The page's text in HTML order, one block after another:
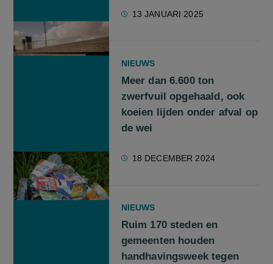
13 JANUARI 2025
NIEUWS
Meer dan 6.600 ton
zwerfvuil opgehaald, ook
koeien lijden onder afval op
de wei
18 DECEMBER 2024
NIEUWS
Ruim 170 steden en
gemeenten houden
handhavingsweek tegen